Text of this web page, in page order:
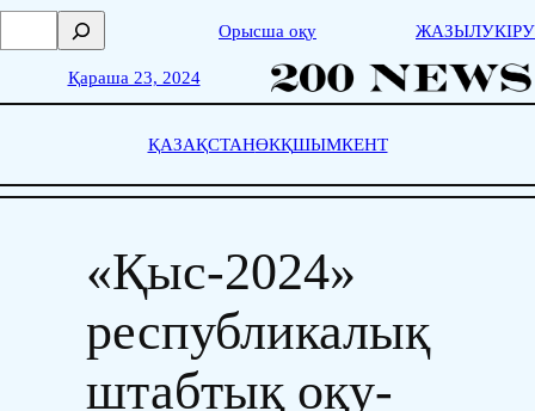
Skip
о
с
Орысша оқу ЖАЗЫЛУКІРУ
Қараша 23, 2024
ҚАЗАҚСТАНӨКҚШЫМКЕНТ
«Қыс-2024»
республикалық
штабтық оқу-